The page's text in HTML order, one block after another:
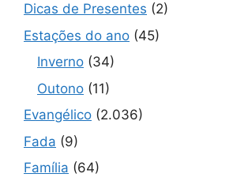
Dicas de Presentes (2)
Estações do ano (45)
Inverno (34)
Outono (11)
Evangélico (2.036)
Fada (9)
Família (64)